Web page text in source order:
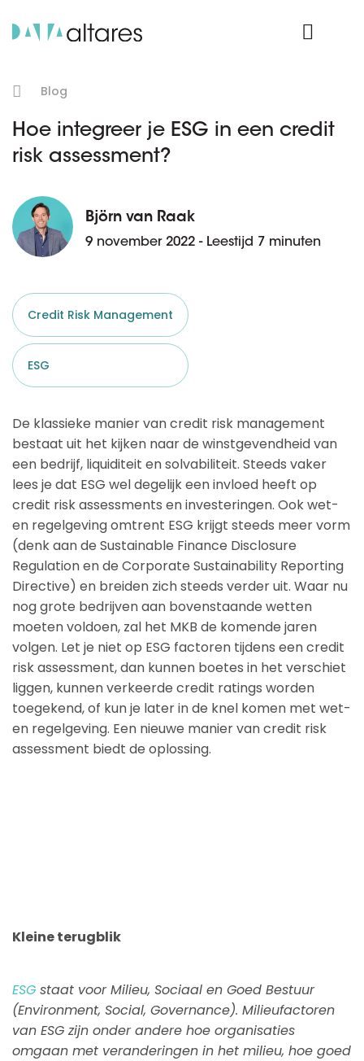
Blog
Hoe integreer je ESG in een credit
risk assessment?
Björn van Raak
9 november 2022 - Leestijd 7 minuten
Credit Risk Management
ESG
De klassieke manier van credit risk management
bestaat uit het kijken naar de winstgevendheid van
een bedrijf, liquiditeit en solvabiliteit. Steeds vaker
lees je dat ESG wel degelijk een invloed heeft op
credit risk assessments en investeringen. Ook wet-
en regelgeving omtrent ESG krijgt steeds meer vorm
(denk aan de Sustainable Finance Disclosure
Regulation en de Corporate Sustainability Reporting
Directive) en breiden zich steeds verder uit. Waar nu
nog grote bedrijven aan bovenstaande wetten
moeten voldoen, zal het MKB de komende jaren
volgen. Let je niet op ESG factoren tijdens een credit
risk assessment, dan kunnen boetes in het verschiet
liggen, kunnen verkeerde credit ratings worden
toegekend, of kun je later in de knel komen met wet-
en regelgeving. Een nieuwe manier van credit risk
assessment biedt de oplossing.
Kleine terugblik
ESG staat voor Milieu, Sociaal en Goed Bestuur
(Environment, Social, Governance). Milieufactoren
van ESG zijn onder andere hoe organisaties
omgaan met veranderingen in het milieu, hoe goed